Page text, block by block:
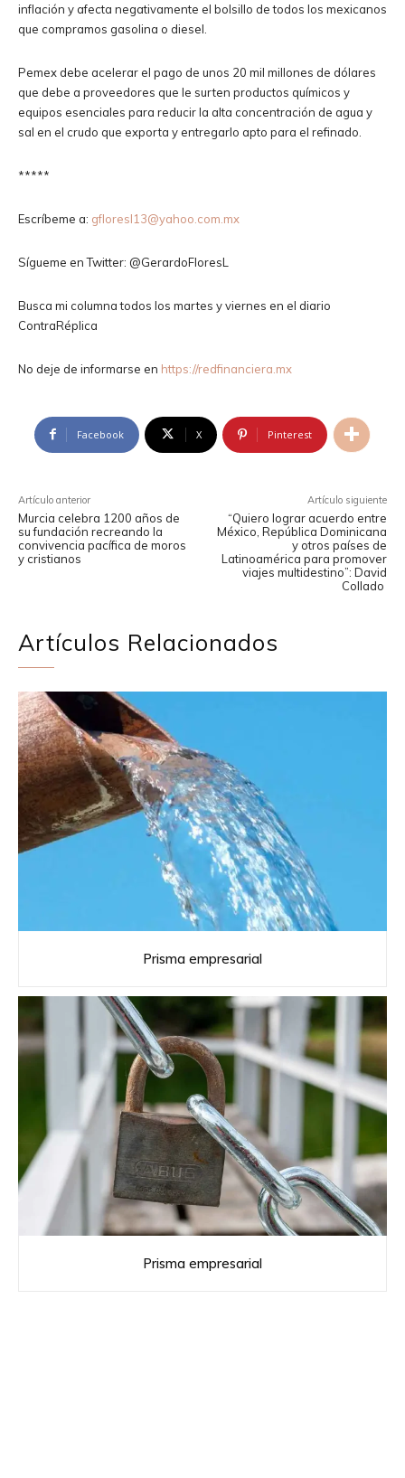
inflación y afecta negativamente el bolsillo de todos los mexicanos
que compramos gasolina o diesel.
Pemex debe acelerar el pago de unos 20 mil millones de dólares
que debe a proveedores que le surten productos químicos y
equipos esenciales para reducir la alta concentración de agua y
sal en el crudo que exporta y entregarlo apto para el refinado.
*****
Escríbeme a: gfloresl13@yahoo.com.mx
Sígueme en Twitter: @GerardoFloresL
Busca mi columna todos los martes y viernes en el diario
ContraRéplica
No deje de informarse en https://redfinanciera.mx
Facebook X Pinterest
Artículo anterior
Murcia celebra 1200 años de
su fundación recreando la
convivencia pacífica de moros
y cristianos
Artículo siguiente
“Quiero lograr acuerdo entre
México, República Dominicana
y otros países de
Latinoamérica para promover
viajes multidestino”: David
Collado
Artículos Relacionados
Prisma empresarial
Prisma empresarial